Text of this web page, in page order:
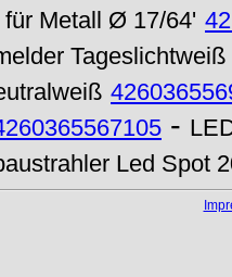
Metall Ø 17/64'
Tageslichtweiß
-
Led Spot